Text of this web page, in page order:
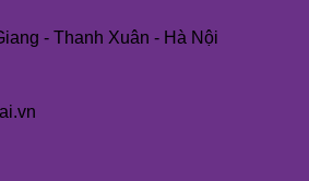
- Thanh Xuân - Hà Nội